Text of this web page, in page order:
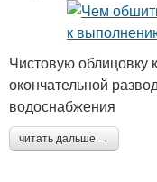
Чистовую облицовку
окончательной
водоснабжения
читать дальше →